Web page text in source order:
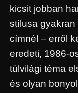
kicsit jobban
stílusa
címnél – erről
eredeti, 1986-
túlvilági téma
és olyan